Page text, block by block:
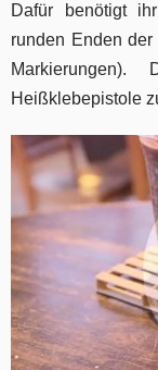
Dafür benötigt
runden Enden
Heißklebepistole